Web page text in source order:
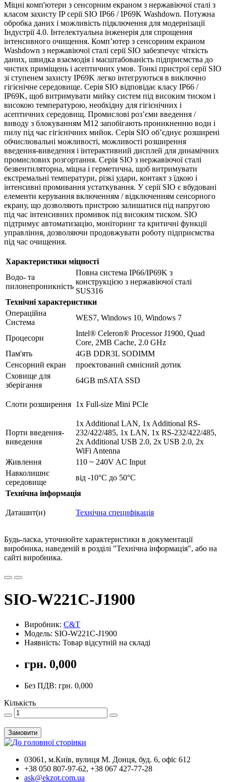
Міцні комп'ютери з сенсорним екраном з нержавіючої сталі з
класом захисту IP серії SIO IP66 / IP69K Washdown. Потужна
обробка даних і можливість підключення для модернізації
Індустрії 4.0. Інтелектуальна інженерія для спрощення
інтенсивного очищення. Комп’ютер з сенсорним екраном
Washdown з нержавіючої сталі серії SIO забезпечує чіткість
даних, швидка взаємодія і масштабованість підприємства до
чистих приміщень і асептичних умов. Тонкі пристрої серії SIO
зі ступенем захисту IP69K легко інтегруються в виключно
гігієнічне середовище. Серія SIO відповідає класу IP66 /
IP69K, щоб витримувати мийку систем під високим тиском і
високою температурою, необхідну для гігієнічних і
асептичних середовищ. Промислові роз’єми введення /
виводу з блокуванням M12 запобігають проникненню води і
пилу під час гігієнічних мийок. Серія SIO об’єднує розширені
обчислювальні можливості, можливості розширення
введення-виведення і інтерактивний дисплей для динамічних
промислових розгортання. Серія SIO з нержавіючої сталі
безвентиляторна, міцна і герметична, щоб витримувати
екстремальні температури, різкі удари, контакт з їдкою і
інтенсивні промивання устаткування. У серії SIO є вбудовані
елементи керування включенням / відключенням сенсорного
екрану, що дозволяють пристрою залишатися під напругою
під час інтенсивних промивок під високим тиском. SIO
підтримує автоматизацію, моніторинг та критичні функції
управління, дозволяючи продовжувати роботу підприємства
під час очищення.
Характеристики міцності
Водо- та
пилонепроникність
Повна система IP66/IP69K з
конструкцією з нержавіючої сталі
SUS316
Технічні характеристики
Операційна
Система
WES7, Windows 10, Windows 7
Процесори
Intel® Celeron® Processor J1900, Quad
Core, 2MB Cache, 2.0 GHz
Пам'ять
4GB DDR3L SODIMM
Сенсорний екран
проектований ємнісний дотик
Сховище для
зберігання
64GB mSATA SSD
Слоти розширення 1x Full-size Mini PCIe
Порти введення-
виведення
1x Additional LAN, 1x Additional RS-
232/422/485, 1x LAN, 1x RS-232/422/485,
2x Additional USB 2.0, 2x USB 2.0, 2x
WiFi Antenna
Живлення
110 ~ 240V AC Input
Навколишнє
середовище
від -10°C до 50°C
Технічна інформація
Даташит(и) Технічна специфікація
Будь-ласка, уточнюйте характеристики в документації
виробника, наведеній в розділі "Технічна інформація", або на
сайті виробника.
SIO-W221C-J1900
Виробник: C&T
Модель: SIO-W221C-J1900
Наявність: Товар відсутній на складі
грн. 0,000
Без ПДВ: грн. 0,000
Кількість
Замовити
03061, м.Київ, вулиця М. Донця, буд. 6, офіс 612
+38 050 807-97-62, +38 067 427-77-28
ask@ekzot.com.ua